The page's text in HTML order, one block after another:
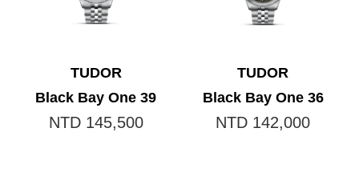
TUDOR
Black Bay One 39
NTD 145,500
TUDOR
Black Bay One 36
NTD 142,000